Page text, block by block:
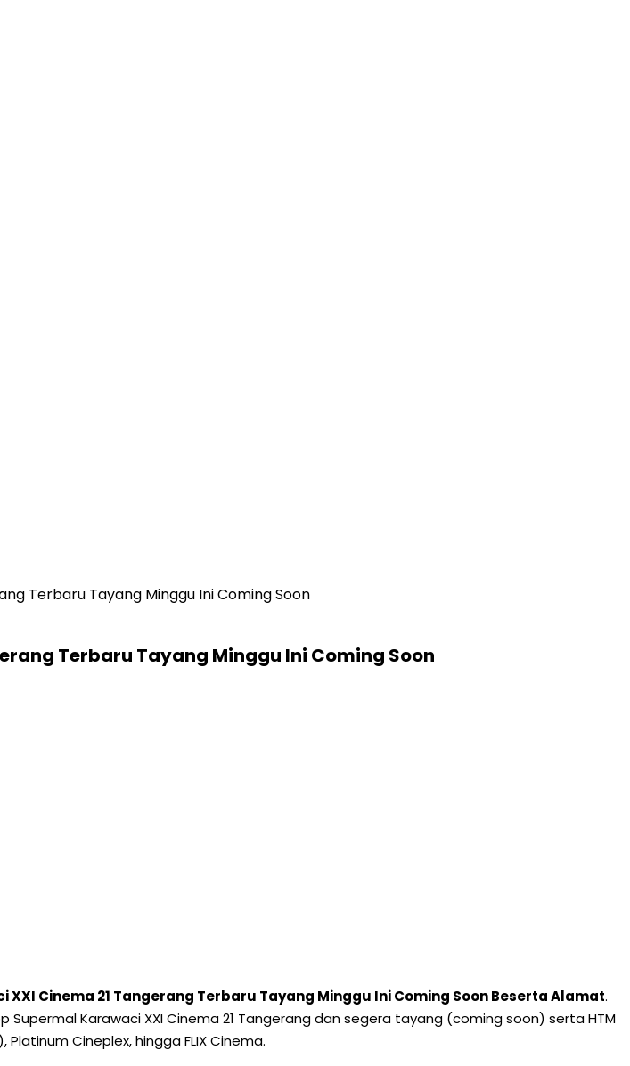
Terbaru Tayang Minggu Ini Coming Soon
Terbaru Tayang Minggu Ini Coming Soon
Cinema 21 Tangerang Terbaru Tayang Minggu Ini Coming Soon Beserta Alamat.
Karawaci XXI Cinema 21 Tangerang dan segera tayang (coming soon) serta HTM
Platinum Cineplex, hingga FLIX Cinema.